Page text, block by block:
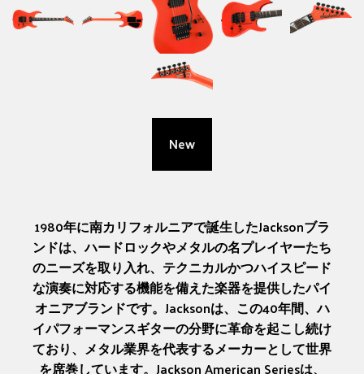
New
1980年に南カリフォルニアで誕生したJacksonブラ
ンドは、ハードロックやメタルの名プレイヤーたち
のニーズを取り入れ、テクニカルかつハイスピード
な演奏に対応する機能を備えた楽器を提供したパイ
オニアブランドです。Jacksonは、この40年間、ハ
イパフォーマンスギターの分野に革命を起こし続け
ており、メタル業界を代表するメーカーとして世界
を席巻しています。Jackson American Seriesは、